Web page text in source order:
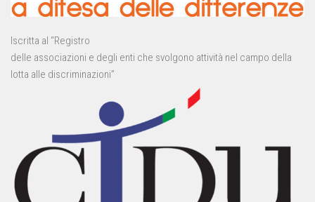
Iscritta al “Registro
delle associazioni e degli enti che svolgono attività nel campo della
lotta alle discriminazioni”